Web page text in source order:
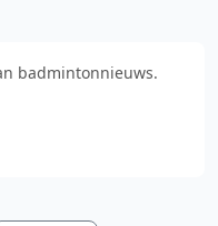
badmintonnieuws.